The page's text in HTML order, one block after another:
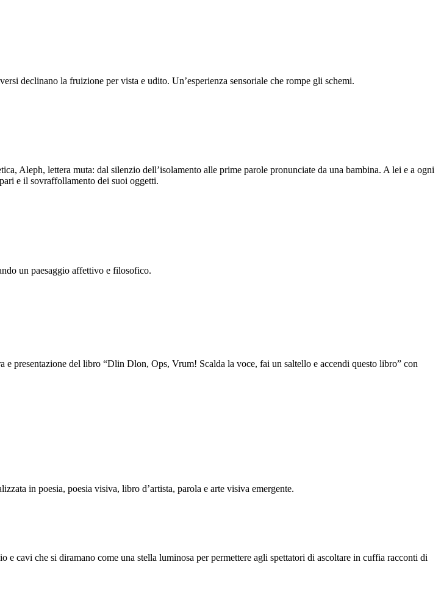
declinano la fruizione per vista e udito. Un’esperienza sensoriale che rompe gli schemi.
Aleph, lettera muta: dal silenzio dell’isolamento alle prime parole pronunciate da una bambina. A lei e a ogni
e il sovraffollamento dei suoi oggetti.
un paesaggio affettivo e filosofico.
e presentazione del libro “Dlin Dlon, Ops, Vrum! Scalda la voce, fai un saltello e accendi questo libro” con
in poesia, poesia visiva, libro d’artista, parola e arte visiva emergente.
e cavi che si diramano come una stella luminosa per permettere agli spettatori di ascoltare in cuffia racconti di